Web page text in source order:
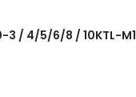
3 / 4/5/6/8 / 10KTL-M1